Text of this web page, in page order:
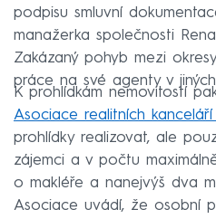
podpisu smluvní
manažerka společnosti
Zakázaný pohyb mezi
práce na své agenty v
K prohlídkám nemovitostí
Asociace realitních kanceláří
prohlídky realizovat, ale
zájemci a v počtu
o makléře a nanejvýš dva
Asociace uvádí, že osobní